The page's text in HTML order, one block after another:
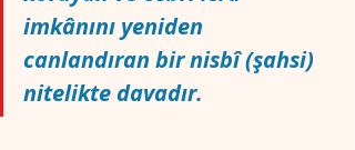
imkânını yeniden
canlandıran bir nisbî (şahsi)
nitelikte davadır.